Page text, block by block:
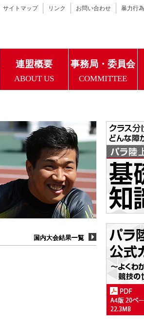
サイトマップ リンク お問い合わせ 暴力行
連盟概要
ABOUT US
事務局・委員会
COMMITTEE
国内大会結果一覧
国内大会結果一覧
国内大会結果一覧
国内大会結果一覧
国内大会結果一覧